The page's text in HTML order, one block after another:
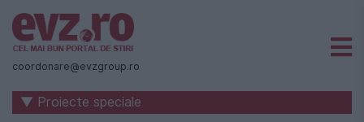
Știri
naționale
internaționale
coordonare@evzgroup.ro
▼ Proiecte speciale